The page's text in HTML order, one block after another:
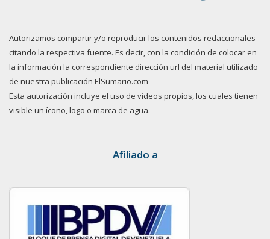
Autorizamos compartir y/o reproducir los contenidos redaccionales
citando la respectiva fuente. Es decir, con la condición de colocar en
la información la correspondiente dirección url del material utilizado
de nuestra publicación ElSumario.com
Esta autorización incluye el uso de videos propios, los cuales tienen
visible un ícono, logo o marca de agua.
Afiliado a